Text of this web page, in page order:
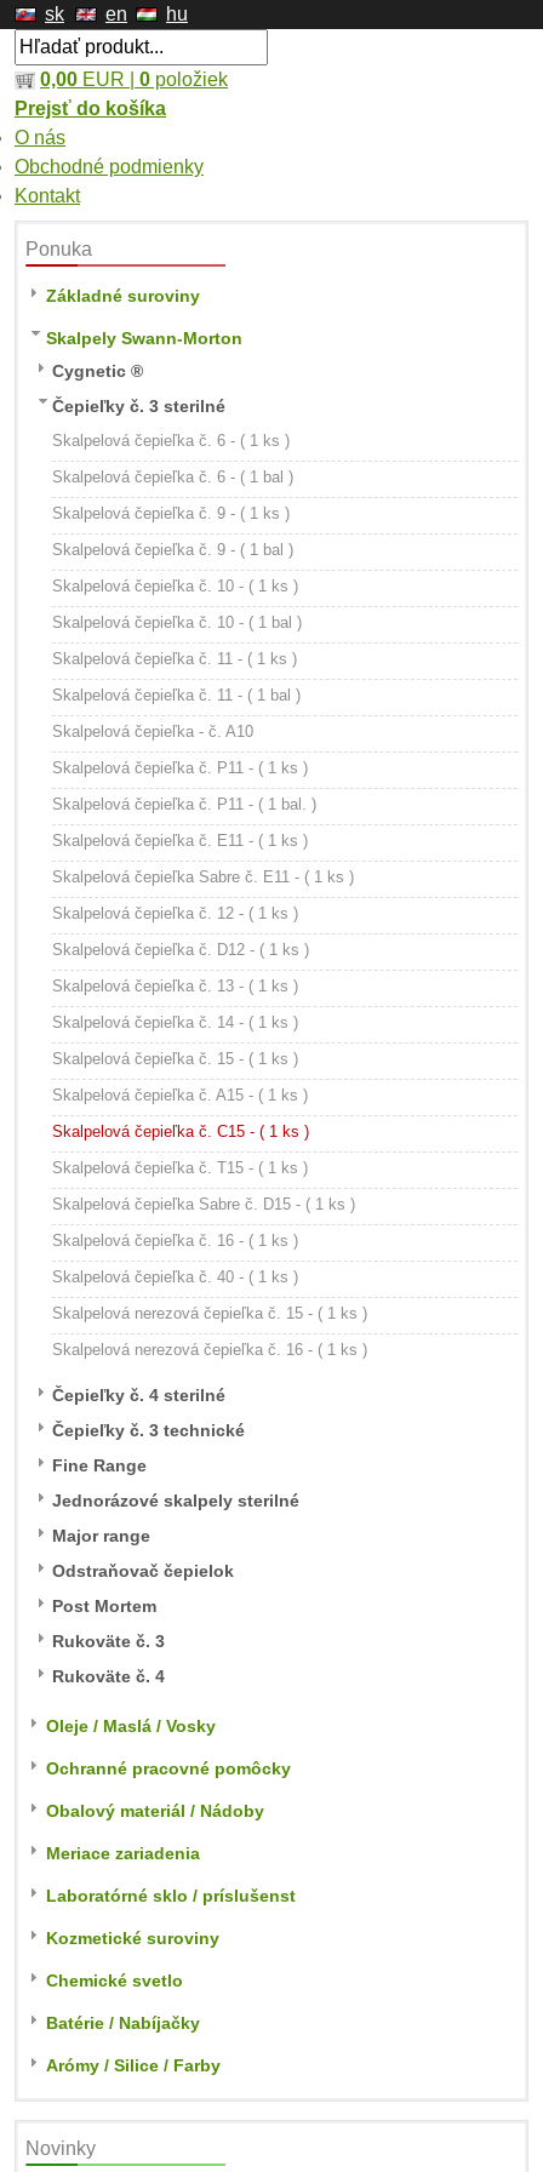
sk en hu
0,00 EUR | 0 položiek
Prejsť do košíka
O nás
Obchodné podmienky
Kontakt
Ponuka
Základné suroviny
Skalpely Swann-Morton
Cygnetic ®
Čepieľky č. 3 sterilné
Skalpelová čepieľka č. 6 - ( 1 ks )
Skalpelová čepieľka č. 6 - ( 1 bal )
Skalpelová čepieľka č. 9 - ( 1 ks )
Skalpelová čepieľka č. 9 - ( 1 bal )
Skalpelová čepieľka č. 10 - ( 1 ks )
Skalpelová čepieľka č. 10 - ( 1 bal )
Skalpelová čepieľka č. 11 - ( 1 ks )
Skalpelová čepieľka č. 11 - ( 1 bal )
Skalpelová čepieľka - č. A10
Skalpelová čepieľka č. P11 - ( 1 ks )
Skalpelová čepieľka č. P11 - ( 1 bal. )
Skalpelová čepieľka č. E11 - ( 1 ks )
Skalpelová čepieľka Sabre č. E11 - ( 1 ks )
Skalpelová čepieľka č. 12 - ( 1 ks )
Skalpelová čepieľka č. D12 - ( 1 ks )
Skalpelová čepieľka č. 13 - ( 1 ks )
Skalpelová čepieľka č. 14 - ( 1 ks )
Skalpelová čepieľka č. 15 - ( 1 ks )
Skalpelová čepieľka č. A15 - ( 1 ks )
Skalpelová čepieľka č. C15 - ( 1 ks )
Skalpelová čepieľka č. T15 - ( 1 ks )
Skalpelová čepieľka Sabre č. D15 - ( 1 ks )
Skalpelová čepieľka č. 16 - ( 1 ks )
Skalpelová čepieľka č. 40 - ( 1 ks )
Skalpelová nerezová čepieľka č. 15 - ( 1 ks )
Skalpelová nerezová čepieľka č. 16 - ( 1 ks )
Čepieľky č. 4 sterilné
Čepieľky č. 3 technické
Fine Range
Jednorázové skalpely sterilné
Major range
Odstraňovač čepielok
Post Mortem
Rukoväte č. 3
Rukoväte č. 4
Oleje / Maslá / Vosky
Ochranné pracovné pomôcky
Obalový materiál / Nádoby
Meriace zariadenia
Laboratórné sklo / príslušenst
Kozmetické suroviny
Chemické svetlo
Batérie / Nabíjačky
Arómy / Silice / Farby
Novinky